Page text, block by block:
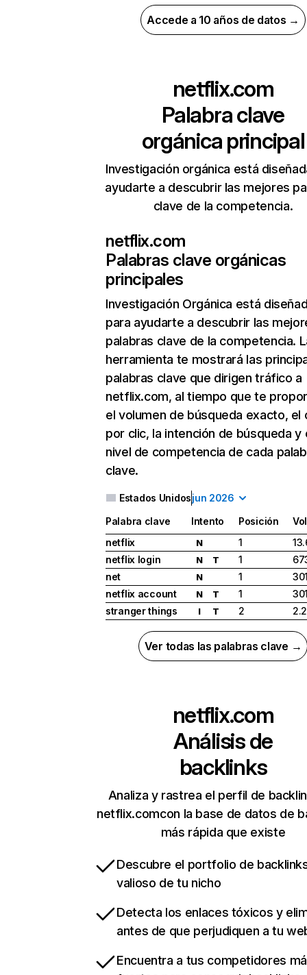
Accede a 10 años de datos →
netflix.com
Palabra clave
orgánica principal
Investigación orgánica está
ayudarte a descubrir las mejores
clave de la competencia.
netflix.com
Palabras clave orgánicas
principales
Investigación Orgánica está
para ayudarte a descubrir las
palabras clave de la competencia.
herramienta te mostrará las
palabras clave que dirigen tráfico a
netflix.com, al tiempo que te
el volumen de búsqueda exacto, el
por clic, la intención de búsqueda y
nivel de competencia de cada
clave.
Estados Unidosjun 2026
Palabra clave Intento Posición
netflix
N 1
netflix login
N T 1
net
N 1
netflix account
N T 1
stranger things
I T 2
Ver todas las palabras clave →
netflix.com
Análisis de
backlinks
Analiza y rastrea el perfil de
netflix.comcon la base de datos de
más rápida que existe
Descubre el portfolio de
valioso de tu nicho
Detecta los enlaces tóxicos y
antes de que perjudiquen a tu
Encuentra a tus competidores